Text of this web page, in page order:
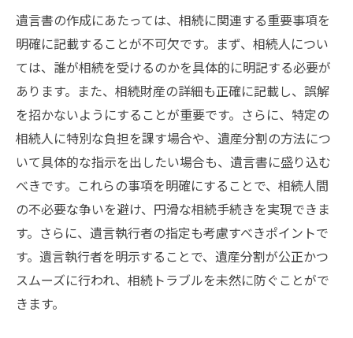
遺言書の作成にあたっては、相続に関連する重要事項を
明確に記載することが不可欠です。まず、相続人につい
ては、誰が相続を受けるのかを具体的に明記する必要が
あります。また、相続財産の詳細も正確に記載し、誤解
を招かないようにすることが重要です。さらに、特定の
相続人に特別な負担を課す場合や、遺産分割の方法につ
いて具体的な指示を出したい場合も、遺言書に盛り込む
べきです。これらの事項を明確にすることで、相続人間
の不必要な争いを避け、円滑な相続手続きを実現できま
す。さらに、遺言執行者の指定も考慮すべきポイントで
す。遺言執行者を明示することで、遺産分割が公正かつ
スムーズに行われ、相続トラブルを未然に防ぐことがで
きます。